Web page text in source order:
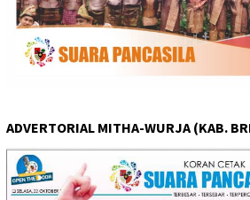
ADVERTORIAL MITHA-WURJA (KAB.